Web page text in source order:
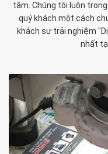
tâm. Chúng tôi luôn
quý khách một cách
khách sự trải nghiệm
nhất